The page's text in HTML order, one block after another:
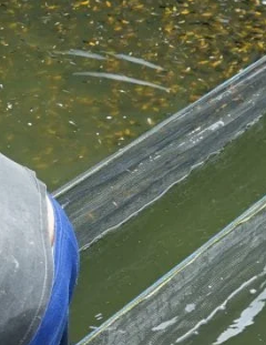
Molly
Channa
Koi
Koki
Guppy
Platy
Glofish
Danio
Manfish
Discuss
Palmas
Kura-kura